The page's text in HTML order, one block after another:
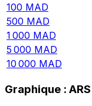
100 MAD
500 MAD
1 000 MAD
5 000 MAD
10 000 MAD
Graphique :